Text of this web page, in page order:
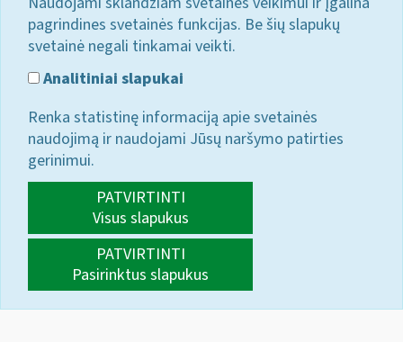
pagrindines svetainės funkcijas. Be šių slapukų
svetainė negali tinkamai veikti.
Analitiniai slapukai
Renka statistinę informaciją apie svetainės
naudojimą ir naudojami Jūsų naršymo patirties
gerinimui.
PATVIRTINTI
Visus slapukus
PATVIRTINTI
Pasirinktus slapukus